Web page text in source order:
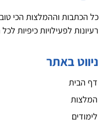
כל הכתבות וההמלצות הכי
רעיונות לפעילויות כיפיות
ניווט באתר
דף הבית
המלצות
לימודים